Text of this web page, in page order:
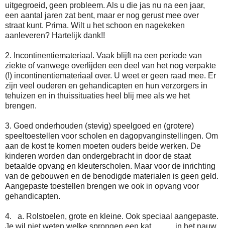
uitgegroeid, geen probleem. Als u die jas nu na een jaar,
een aantal jaren zat bent, maar er nog gerust mee over
straat kunt. Prima. Wilt u het schoon en nagekeken
aanleveren? Hartelijk dank!!
2. Incontinentiemateriaal. Vaak blijft na een periode van
ziekte of vanwege overlijden een deel van het nog verpakte
(!) incontinentiemateriaal over. U weet er geen raad mee. Er
zijn veel ouderen en gehandicapten en hun verzorgers in
tehuizen en in thuissituaties heel blij mee als we het
brengen.
3. Goed onderhouden (stevig) speelgoed en (grotere)
speeltoestellen voor scholen en dagopvanginstellingen. Om
aan de kost te komen moeten ouders beide werken. De
kinderen worden dan ondergebracht in door de staat
betaalde opvang en kleuterscholen. Maar voor de inrichting
van de gebouwen en de benodigde materialen is geen geld.
Aangepaste toestellen brengen we ook in opvang voor
gehandicapten.
4. a. Rolstoelen, grote en kleine. Ook speciaal aangepaste.
Je wil niet weten welke sprongen een kat in het nauw